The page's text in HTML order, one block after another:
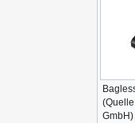
GmbH)